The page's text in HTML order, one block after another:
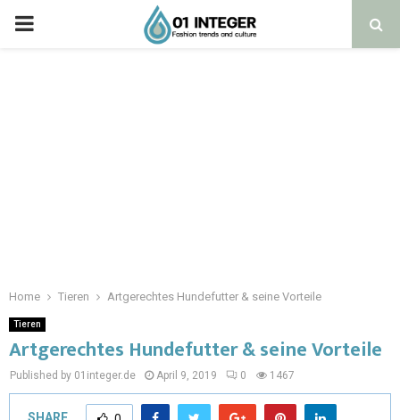
Home Tieren Artgerechtes Hundefutter & seine Vorteile
Tieren
Artgerechtes Hundefutter & seine Vorteile
Published by 01integer.de April 9, 2019 0 1467
SHARE